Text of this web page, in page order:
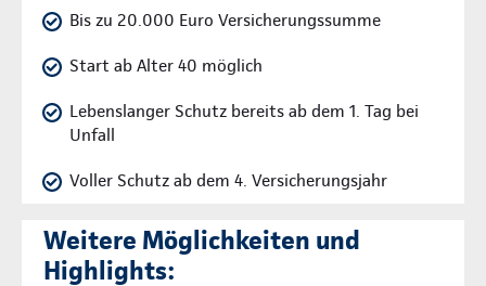
Bis zu 20.000 Euro Versicherungssumme
Start ab Alter 40 möglich
Lebenslanger Schutz bereits ab dem 1. Tag bei
Unfall
Voller Schutz ab dem 4. Versicherungsjahr
Weitere Möglichkeiten und
Highlights: